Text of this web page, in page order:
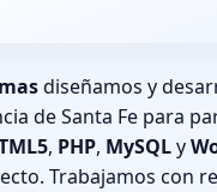
diseñamos y
de Santa Fe para
, PHP, MySQLy
Trabajamos con